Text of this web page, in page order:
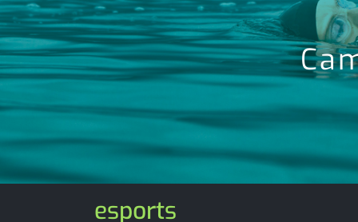
cultura
economia
empresa
entrevista
esports
opinió
esports